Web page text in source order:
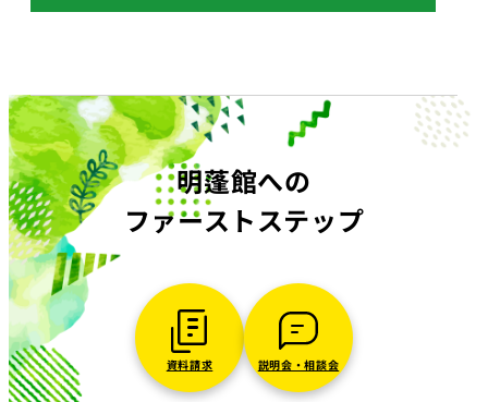
明蓬館への
ファーストステップ
資料請求 説明会・相談会